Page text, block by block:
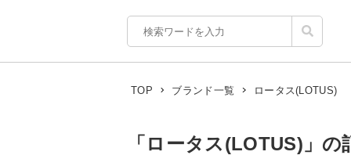
TOP ブランド一覧 ロータス(LOTUS)
「ロータス(LOTUS)」の